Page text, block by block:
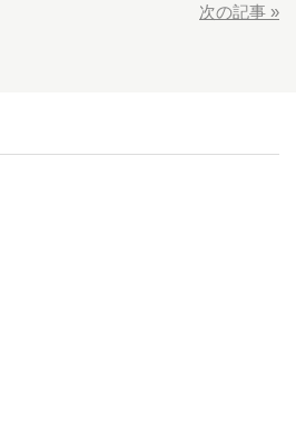
次の記事 »